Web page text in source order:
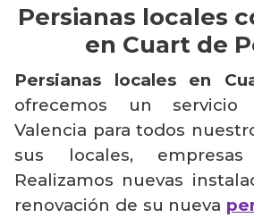
Persianas locales
en Cuart de
Persianas locales en
ofrecemos un
Valencia para todos
sus locales,
Realizamos nuevas
renovación de su nueva